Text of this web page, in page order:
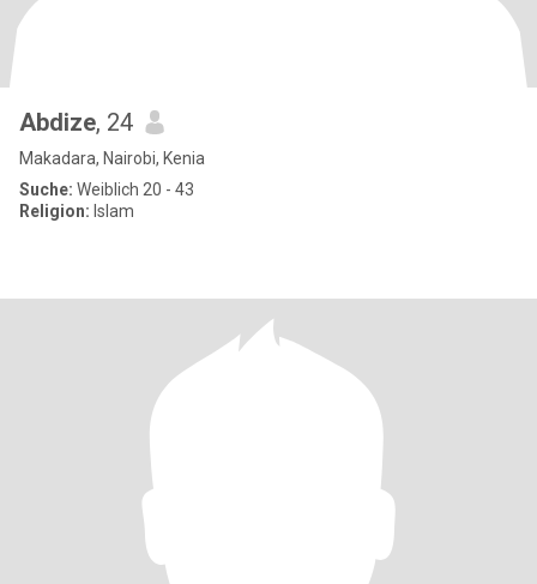
Abdize, 24
Makadara, Nairobi, Kenia
Suche: Weiblich 20 - 43
Religion: Islam